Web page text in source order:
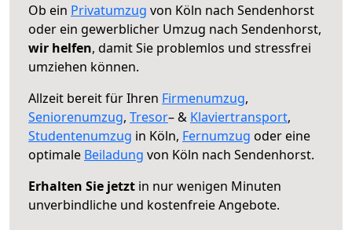
Ob ein Privatumzug von Köln nach Sendenhorst
oder ein gewerblicher Umzug nach Sendenhorst,
wir helfen, damit Sie problemlos und stressfrei
umziehen können.
Allzeit bereit für Ihren Firmenumzug,
Seniorenumzug, Tresor– & Klaviertransport,
Studentenumzug in Köln, Fernumzug oder eine
optimale Beiladung von Köln nach Sendenhorst.
Erhalten Sie jetzt in nur wenigen Minuten
unverbindliche und kostenfreie Angebote.